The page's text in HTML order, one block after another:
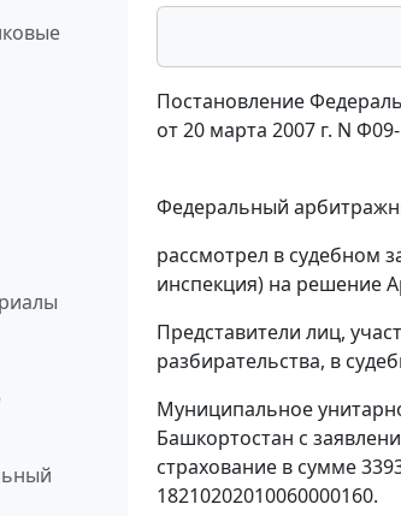
Постановление
от 20 марта 2007 г. N
Федеральный
рассмотрел в судебном
инспекция) на решение
Представители лиц,
разбирательства, в
Муниципальное
Башкортостан с
страхование в сумме
18210202010060000160.